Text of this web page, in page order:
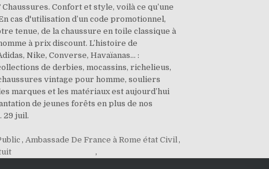
Confort et style, voilà ce qu’une
cas d'utilisation d’un code promotionnel,
tenue, de la chaussure en toile classique à
à prix discount. L’histoire de
Nike, Converse, Havaïanas… :
de derbies, mocassins, richelieus,
vintage pour homme, souliers
marques et les matériaux est aujourd’hui
de jeunes forêts en plus de nos
29 juil.
, Ambassade De France à Rome état Civil,
,